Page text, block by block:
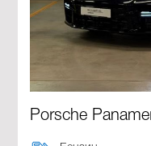
Porsche